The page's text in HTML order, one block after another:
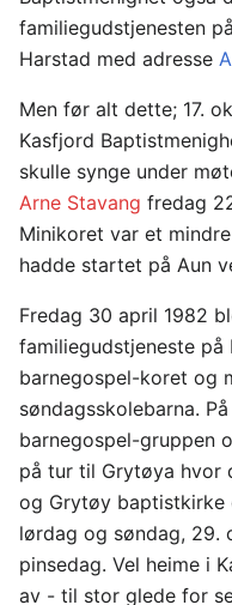
familiegudstjenesten
Harstad med adresse
Men før alt dette; 17.
Kasfjord
skulle synge under
Arne Stavang fredag
Minikoret var et
hadde startet på Aun
Fredag 30 april 1982
familiegudstjeneste på
barnegospel-koret og
søndagsskolebarna.
barnegospel-gruppen
på tur til Grytøya hvor
og Grytøy baptistkirke
lørdag og søndag, 29.
pinsedag. Vel heime i
av - til stor glede for